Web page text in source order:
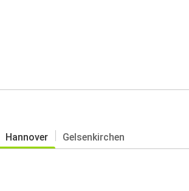
Hannover Gelsenkirchen